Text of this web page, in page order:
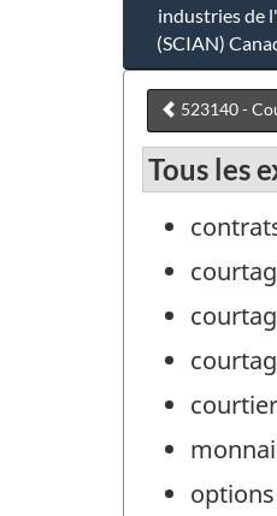
industries de
(SCIAN)
523140 -
Tous les